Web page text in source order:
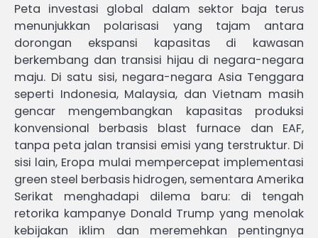
Peta investasi global dalam sektor baja terus
menunjukkan polarisasi yang tajam antara
dorongan ekspansi kapasitas di kawasan
berkembang dan transisi hijau di negara-negara
maju. Di satu sisi, negara-negara Asia Tenggara
seperti Indonesia, Malaysia, dan Vietnam masih
gencar mengembangkan kapasitas produksi
konvensional berbasis blast furnace dan EAF,
tanpa peta jalan transisi emisi yang terstruktur. Di
sisi lain, Eropa mulai mempercepat implementasi
green steel berbasis hidrogen, sementara Amerika
Serikat menghadapi dilema baru: di tengah
retorika kampanye Donald Trump yang menolak
kebijakan iklim dan meremehkan pentingnya